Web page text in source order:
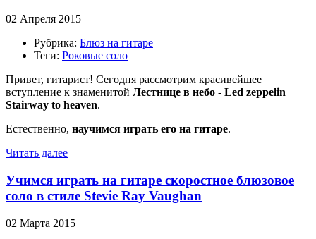
02 Апреля 2015
Рубрика: Блюз на гитаре
Теги: Роковые соло
Привет, гитарист! Сегодня рассмотрим красивейшее
вступление к знаменитой Лестнице в небо - Led zeppelin
Stairway to heaven.
Естественно, научимся играть его на гитаре.
Читать далее
Учимся играть на гитаре скоростное блюзовое
соло в стиле Stevie Ray Vaughan
02 Марта 2015